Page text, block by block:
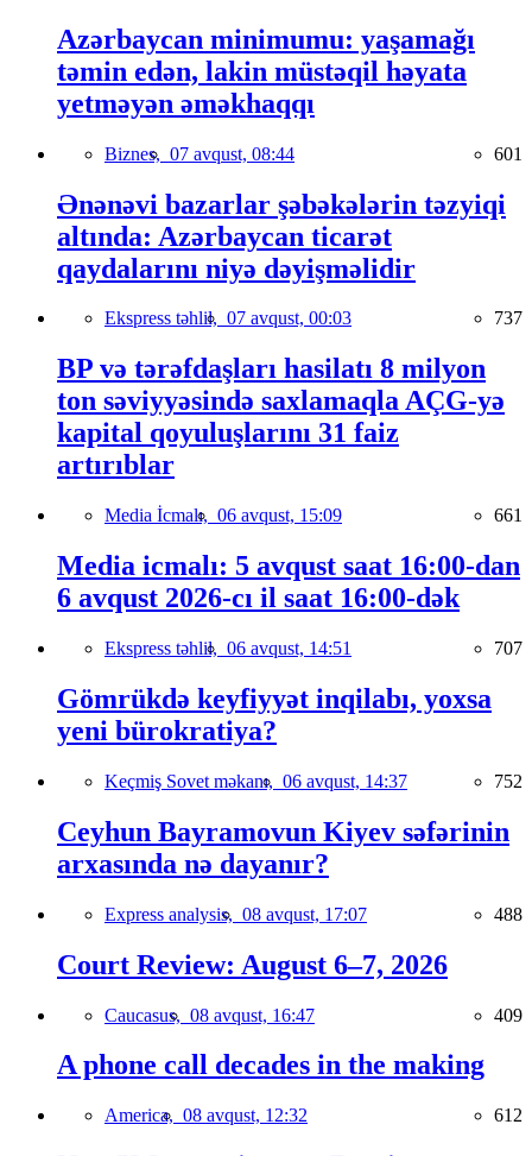
Azərbaycan minimumu: yaşamağı
təmin edən, lakin müstəqil həyata
yetməyən əməkhaqqı
Biznes, 07 avqust, 08:44 601
Ənənəvi bazarlar şəbəkələrin təzyiqi
altında: Azərbaycan ticarət
qaydalarını niyə dəyişməlidir
Ekspress təhlil, 07 avqust, 00:03 737
BP və tərəfdaşları hasilatı 8 milyon
ton səviyyəsində saxlamaqla AÇG-yə
kapital qoyuluşlarını 31 faiz
artırıblar
Media İcmalı, 06 avqust, 15:09 661
Media icmalı: 5 avqust saat 16:00-dan
6 avqust 2026-cı il saat 16:00-dək
Ekspress təhlil, 06 avqust, 14:51 707
Gömrükdə keyfiyyət inqilabı, yoxsa
yeni bürokratiya?
Keçmiş Sovet məkanı, 06 avqust, 14:37 752
Ceyhun Bayramovun Kiyev səfərinin
arxasında nə dayanır?
Express analysis, 08 avqust, 17:07 488
Court Review: August 6–7, 2026
Caucasus, 08 avqust, 16:47 409
A phone call decades in the making
America, 08 avqust, 12:32 612